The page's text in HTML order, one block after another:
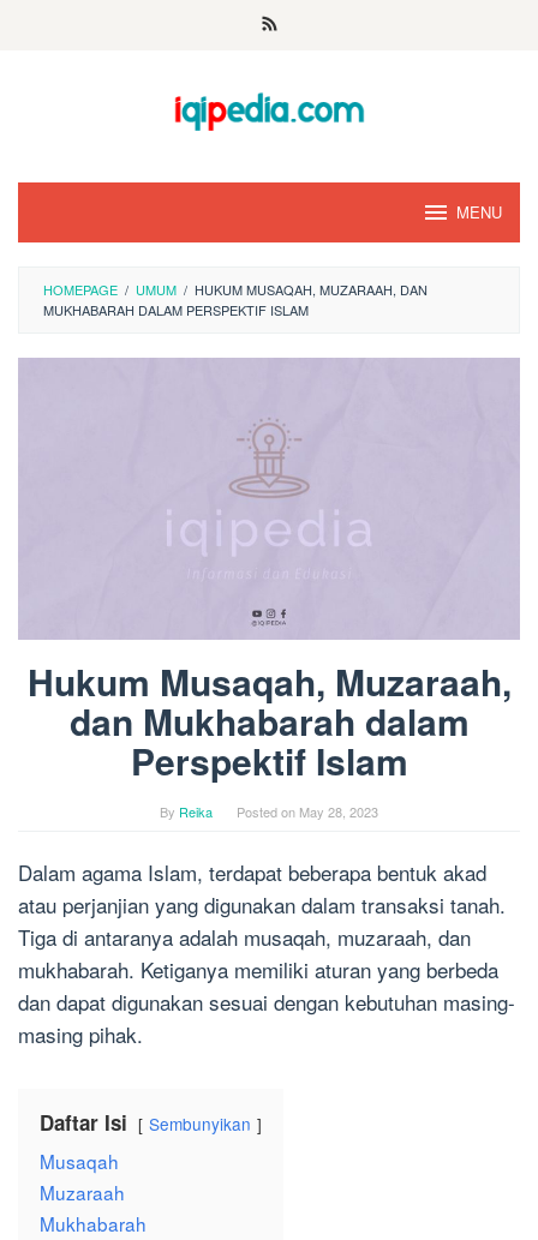
MENU
HOMEPAGE / UMUM / HUKUM MUSAQAH, MUZARAAH, DAN
MUKHABARAH DALAM PERSPEKTIF ISLAM
Hukum Musaqah, Muzaraah,
dan Mukhabarah dalam
Perspektif Islam
By Reika Posted on May 28, 2023
Dalam agama Islam, terdapat beberapa bentuk akad
atau perjanjian yang digunakan dalam transaksi tanah.
Tiga di antaranya adalah musaqah, muzaraah, dan
mukhabarah. Ketiganya memiliki aturan yang berbeda
dan dapat digunakan sesuai dengan kebutuhan masing-
masing pihak.
Daftar Isi Sembunyikan
Musaqah
Muzaraah
Mukhabarah